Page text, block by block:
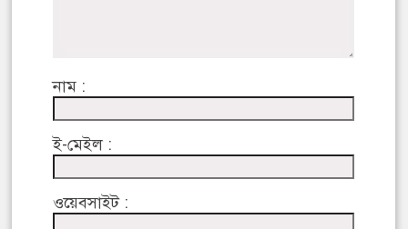
নাম :
ই-মেইল :
ওয়েবসাইট :